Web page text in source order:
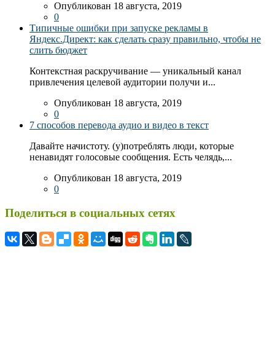
Опубликован 18 августа, 2019
0
Типичные ошибки при запуске рекламы в
Яндекс.Директ: как сделать сразу правильно, чтобы не
слить бюджет
Контекстная раскручивание — уникальный канал
привлечения целевой аудитории получи и...
Опубликован 18 августа, 2019
0
7 способов перевода аудио и видео в текст
Давайте начистоту. (у)потреблять люди, которые
ненавидят голосовые сообщения. Есть челядь,...
Опубликован 18 августа, 2019
0
Поделиться в социальных сетях